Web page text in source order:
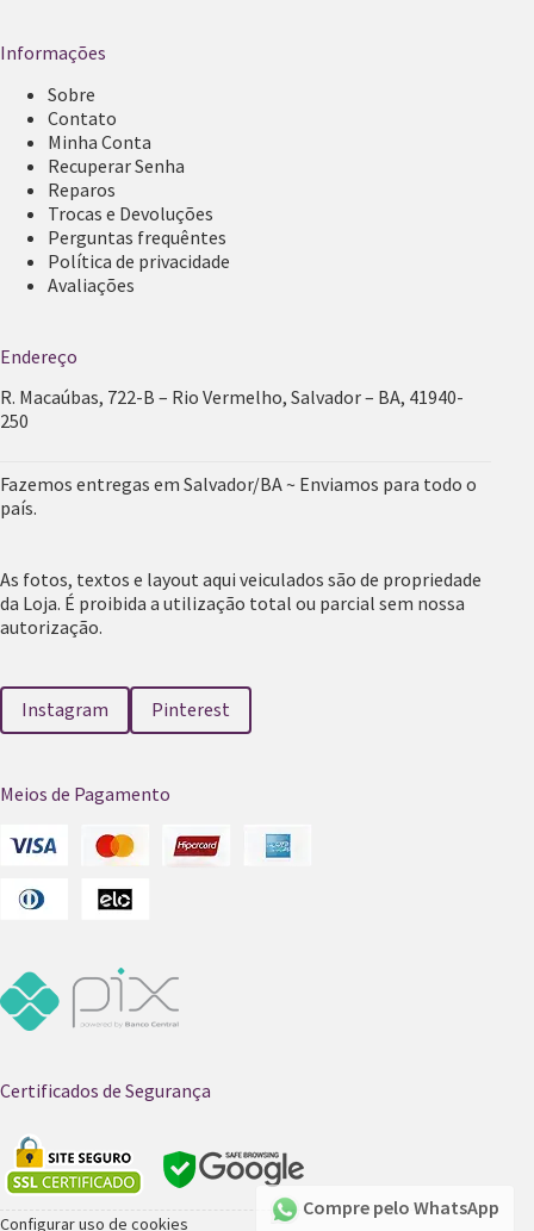
Informações
Sobre
Contato
Minha Conta
Recuperar Senha
Reparos
Trocas e Devoluções
Perguntas frequêntes
Política de privacidade
Avaliações
Endereço
R. Macaúbas, 722-B – Rio Vermelho, Salvador – BA, 41940-
250
Fazemos entregas em Salvador/BA ~ Enviamos para todo o
país.
As fotos, textos e layout aqui veiculados são de propriedade
da Loja. É proibida a utilização total ou parcial sem nossa
autorização.
Instagram Pinterest
Meios de Pagamento
Certificados de Segurança
Configurar uso de cookies
Compre pelo WhatsApp